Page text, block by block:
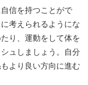
信を持つことがで
考えられるようにな
り、運動をして体を
ュしましょう。自分
より良い方向に進む